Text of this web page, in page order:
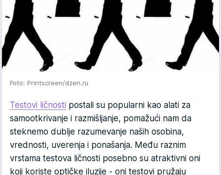
Foto: Printscreen/dzen.ru
Testovi ličnosti postali su popularni kao alati za
samootkrivanje i razmišljanje, pomažući nam da
steknemo dublje razumevanje naših osobina,
vrednosti, uverenja i ponašanja. Među raznim
vrstama testova ličnosti posebno su atraktivni oni
koji koriste optičke iluzije - oni testovi pružaju